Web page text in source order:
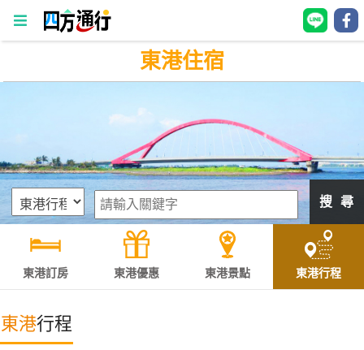
四
房
灣
訂
房
直接跟飯店訂房HOT
東港住宿
搜 尋
東港訂房 東港優惠 東港景點 東港行程
東港行程